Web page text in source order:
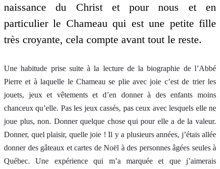
naissance du Christ et pour nous et en
particulier le Chameau qui est une petite fille
très croyante, cela compte avant tout le reste.
Une habitude prise suite à la lecture de la biographie de l’Abbé
Pierre et à laquelle le Chameau se plie avec joie c’est de trier les
jouets, jeux et vêtements et d’en donner à des enfants moins
chanceux qu’elle. Pas les jeux cassés, pas ceux avec lesquels elle ne
joue plus, non. Donner quelque chose qui pour elle a de la valeur.
Donner, quel plaisir, quelle joie ! Il y a plusieurs années, j’étais allée
donner des gâteaux et cartes de Noël à des personnes âgées seules à
Québec. Une expérience qui m’a marquée et que j’aimerais